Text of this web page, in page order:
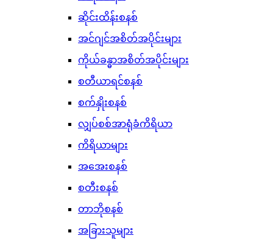
ဆိုင်းထိန်းစနစ်
အင်ဂျင်အစိတ်အပိုင်းများ
ကိုယ်ခန္ဓာအစိတ်အပိုင်းများ
စတီယာရင်စနစ်
စက်နှိုးစနစ်
လျှပ်စစ်အာရုံခံကိရိယာ
ကိရိယာများ
အအေးစနစ်
စတီးစနစ်
တာဘိုစနစ်
အခြားသူများ